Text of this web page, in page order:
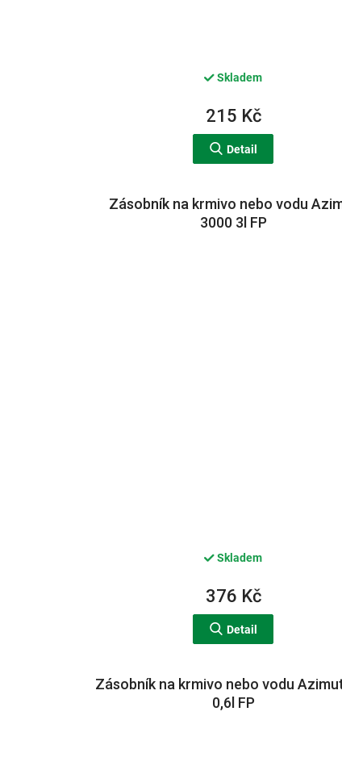
Skladem
215 Kč
Detail
Zásobník na krmivo nebo vodu
3000 3l FP
Skladem
376 Kč
Detail
Zásobník na krmivo nebo vodu
0,6l FP